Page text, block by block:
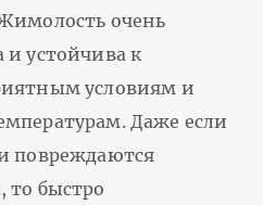
очень
и устойчива к
условиям и
Даже если
повреждаются
то быстро